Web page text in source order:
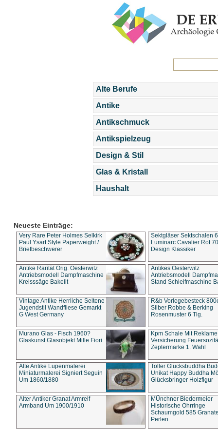
Alte Berufe
Antike
Antikschmuck
Antikspielzeug
Design & Stil
Glas & Kristall
Haushalt
Neueste Einträge:
Very Rare Peter Holmes Selkirk
Paul Ysart Style Paperweight /
Briefbeschwerer
Sektgläser Sektschalen
Luminarc Cavalier Rot
Design Klassiker
Antike Rarität Orig. Oesterwitz
Antriebsmodell Dampfmaschine
Kreisssäge Bakelit
Antikes Oesterwitz
Antriebsmodell
Stand Schleifmaschine
Vintage Antike Herrliche Seltene
Jugendstil Wandfliese Gemarkt
G West Germany
R&b Vorlegebesteck
Silber Robbe & Berking
Rosenmuster 6 Tlg.
Murano Glas - Fisch 1960?
Glaskunst Glasobjekt Mille Fiori
Kpm Schale Mit Reklame
Versicherung
Zeptermarke 1. Wahl
Alte Antike Lupenmalerei
Miniaturmalerei Signiert Seguin
Um 1860/1880
Toller Glücksbuddha
Unikat Happy Buddha
Glücksbringer Holzfigur
Alter Antiker Granat Armreif
Armband Um 1900/1910
MÜnchner Biedermeier
Historische Ohrringe
Schaumgold 585
Perlen